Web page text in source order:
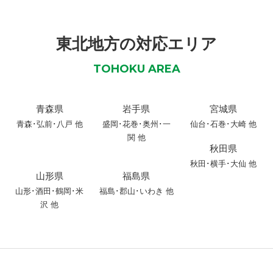
東北地方の対応エリア
TOHOKU AREA
青森県
青森 ･弘前･ 八戸 他
岩手県
盛岡 ･花巻 ･奥州 ･一
関 他
宮城県
仙台･石巻･大崎 他
秋田県
秋田 ･横手･ 大仙 他
山形県
山形･酒田 ･鶴岡 ･米
沢 他
福島県
福島･郡山･いわき 他